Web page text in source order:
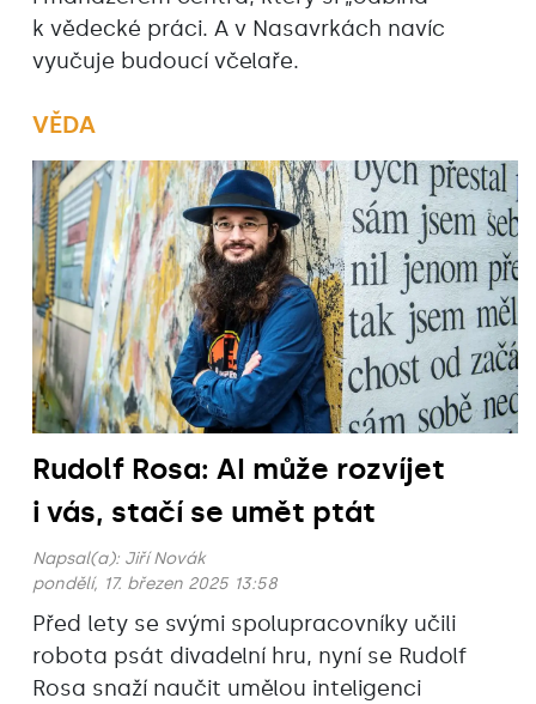
k vědecké práci. A v Nasavrkách navíc
vyučuje budoucí včelaře.
VĚDA
Rudolf Rosa: AI může rozvíjet
i vás, stačí se umět ptát
Napsal(a): Jiří Novák
pondělí, 17. březen 2025 13:58
Před lety se svými spolupracovníky učili
robota psát divadelní hru, nyní se Rudolf
Rosa snaží naučit umělou inteligenci